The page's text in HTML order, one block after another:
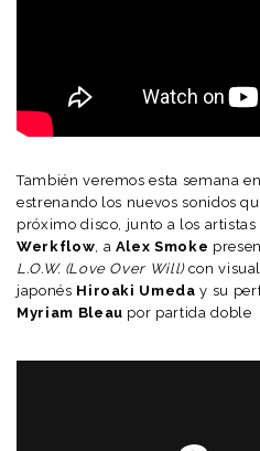
También veremos esta semana
estrenando los nuevos sonidos
próximo disco, junto a los
Werkflow , a Alex Smoke
L.O.W. (Love Over Will)con
japonés Hiroaki Umeda y su
Myriam Bleau por partida doble